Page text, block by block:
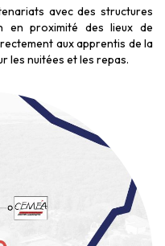
avec des structures
en proximité des lieux de
aux apprentis de la
les nuitées et les repas.